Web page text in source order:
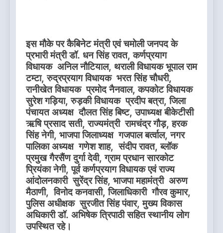
इस मौके पर कैबिनेट मंत्री एवं चमोली जनपद के
प्रभारी मंत्री डॉ. धन सिंह रावत, कर्णप्रयाग
विधायक अनिल नौटियाल, थराली विधायक भूपाल राम
टम्टा, रुद्रप्रयाग विधायक भरत सिंह चौधरी,
रानीखेत विधायक प्रमोद नैनवाल, कपकोट विधायक
सुरेश गड़िया, रुड़की विधायक प्रदीप बत्रा, जिला
पंचायत अध्यक्ष दौलत सिंह बिष्ट, उपाध्यक्ष बीकेटीसी
ऋषि प्रसाद सती, राज्यमंत्री रामचंद्र गौड़, हरक
सिंह नेगी, भाजपा जिलाध्यक्ष गजपाल बर्त्वाल, नगर
पालिका अध्यक्ष गणेश शाह, संदीप रावत, ब्लॉक
प्रमुख गैरसैंण दुर्गा देवी, ग्राम प्रधान सारकोट
प्रियंका नेगी, पूर्व कर्णप्रयाग विधायक एवं राज्य
आंदोलनकारी सुरेंद्र सिंह, भाजपा महामंत्री अरुण
मैठाणी, विनोद कनवासी, जिलाधिकारी गौरव कुमार,
पुलिस अधीक्षक सुरजीत सिंह पंवार, मुख्य विकास
अधिकारी डॉ. अभिषेक त्रिपाठी सहित स्थानीय लोग
उपस्थित रहे।